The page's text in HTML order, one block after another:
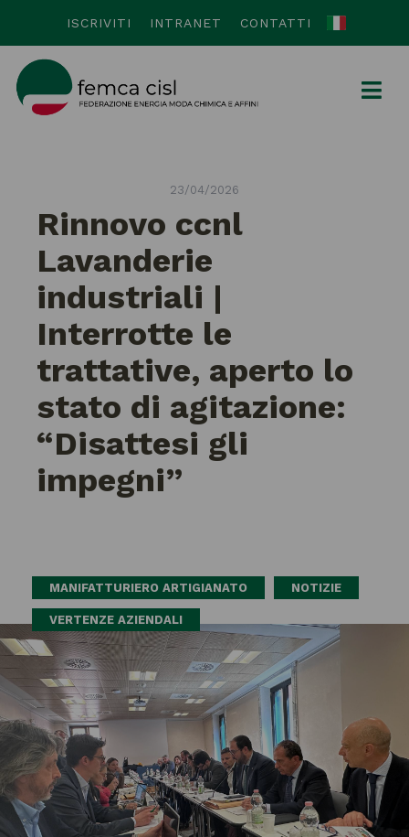
ISCRIVITI INTRANET CONTATTI
23/04/2026
Rinnovo ccnl
Lavanderie
industriali |
Interrotte le
trattative, aperto lo
stato di agitazione:
“Disattesi gli
impegni”
MANIFATTURIERO ARTIGIANATO NOTIZIE
VERTENZE AZIENDALI